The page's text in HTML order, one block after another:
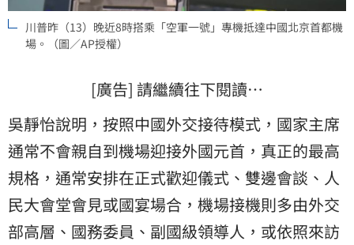
川普昨（13）晚近8時搭乘「空軍一號」專機抵達中國北京首都機
場。（圖／AP授權）
[廣告] 請繼續往下閱讀…
吳靜怡說明，按照中國外交接待模式，國家主席
通常不會親自到機場迎接外國元首，真正的最高
規格，通常安排在正式歡迎儀式、雙邊會談、人
民大會堂會見或國宴場合，機場接機則多由外交
部高層、國務委員、副國級領導人，或依照來訪